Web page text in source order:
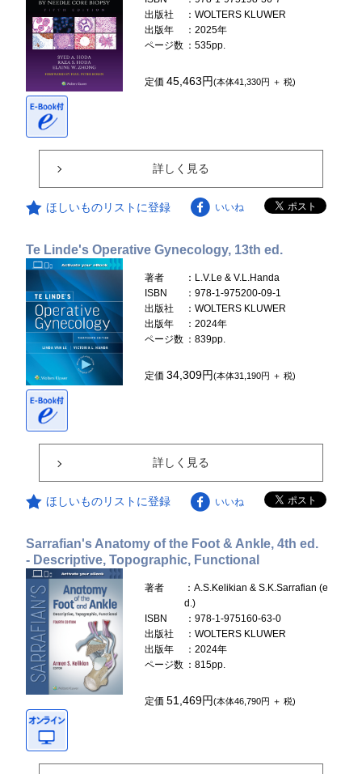
出版社
：WOLTERS KLUWER
出版年
：2025年
ページ数 ：535pp.
定価45,463円(本体41,330円 ＋ 税)
詳しく見る
ほしいものリストに登録 いいね
Te Linde's Operative Gynecology, 13th ed.
著者
：L.V.Le & V.L.Handa
ISBN
：978-1-975200-09-1
出版社
：WOLTERS KLUWER
出版年
：2024年
ページ数 ：839pp.
定価34,309円(本体31,190円 ＋ 税)
詳しく見る
ほしいものリストに登録 いいね
Sarrafian's Anatomy of the Foot & Ankle, 4th ed.
- Descriptive, Topographic, Functional
著者
：A.S.Kelikian & S.K.Sarrafian (e
d.)
ISBN
：978-1-975160-63-0
出版社
：WOLTERS KLUWER
出版年
：2024年
ページ数 ：815pp.
定価51,469円(本体46,790円 ＋ 税)